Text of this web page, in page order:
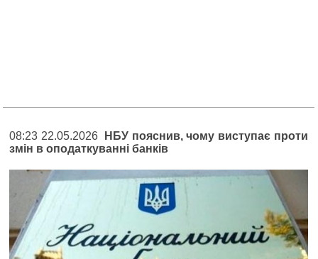
08:23 22.05.2026
НБУ пояснив, чому виступає проти
змін в оподаткуванні банків